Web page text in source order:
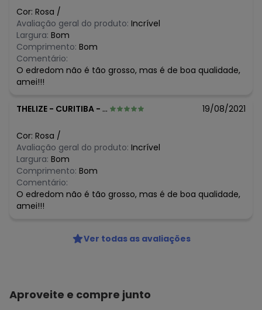
O preço apresentado abaixo é o menor oferecido em
algum dia do mês, para o menor tamanho disponível.
agosto/2026
julho/2026
junho/2026
maio/2026 N/D*
abril/2026 N/D*
Cor: Rosa /
Avaliação geral do produto: Incrível
Largura: Bom
Comprimento: Bom
Comentário:
O edredom não é tão grosso, mas é de boa qualidade,
amei!!!
THELIZE - CURITIBA - PR 19/08/2021
Cor: Rosa /
Avaliação geral do produto: Incrível
Largura: Bom
Comprimento: Bom
Comentário:
O edredom não é tão grosso, mas é de boa qualidade,
amei!!!
Ver todas as avaliações
Aproveite e compre junto